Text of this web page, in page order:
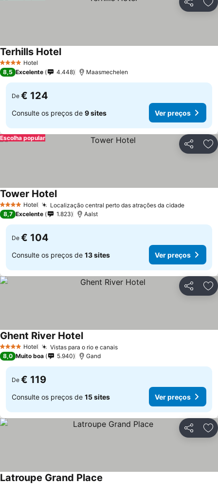
Partilhar
4 EstrelasHotel
Terhills Hotel
8,5 Excelente 4.448 Maasmechelen
De € 124
Consulte os preços de 9 sites Ver preços
Partilhar
Escolha popular
4 EstrelasHotel Localização central perto das atrações da cidade
Tower Hotel
8,7 Excelente 1.823 Aalst
De € 104
Consulte os preços de 13 sites Ver preços
Partilhar
4 EstrelasHotel Vistas para o rio e canais
Ghent River Hotel
8,0 Muito boa 5.940 Gand
De € 119
Consulte os preços de 15 sites Ver preços
Partilhar
Latroupe Grand Place